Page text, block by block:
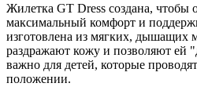
Жилетка GT Dress создана, чтобы
максимальный комфорт и
изготовлена из мягких, дышащих
раздражают кожу и позволяют ей
важно для детей, которые
положении.